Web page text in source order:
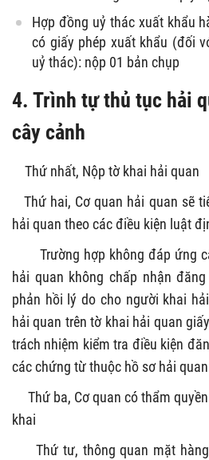
Hợp đồng uỷ thác xuất khẩu
có giấy phép xuất khẩu (đối
uỷ thác): nộp 01 bản chụp
4. Trình tự thủ tục hải
cây cảnh
Thứ nhất, Nộp tờ khai hải quan
Thứ hai, Cơ quan hải quan sẽ
hải quan theo các điều kiện luật
Trường hợp không đáp ứng
hải quan không chấp nhận
phản hồi lý do cho người khai
hải quan trên tờ khai hải quan
trách nhiệm kiểm tra điều kiện
các chứng từ thuộc hồ sơ hải
Thứ ba, Cơ quan có thẩm
khai
Thứ tư, thông quan mặt hàng